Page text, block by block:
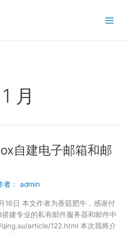
月
自建电子邮箱和邮
者： admin
16日 本文作者为香菇肥牛，感谢付
建专业的私有邮件服务器和邮件中
article/122.html 本次我将介